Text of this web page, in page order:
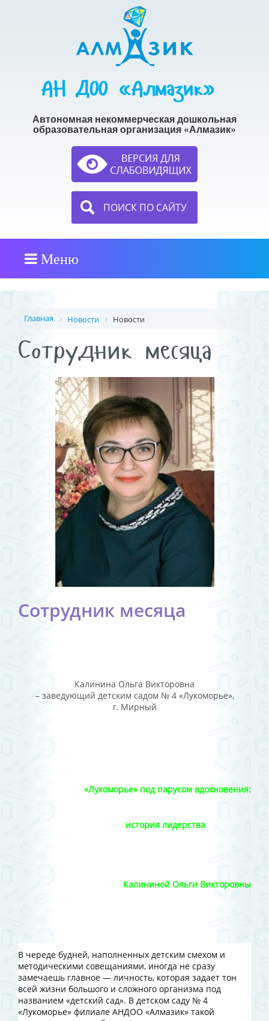
АН ДОО «Алмазик»
Автономная некоммерческая дошкольная
образовательная организация «Алмазик»
ПОИСК ПО САЙТУ
Меню
Главная Новости Новости
Сотрудник месяца
Сотрудник месяца
Калинина Ольга Викторовна
– заведующий детским садом № 4 «Лукоморье»,
г. Мирный
«Лукоморье» под парусом вдохновения:
история лидерства
Калининой Ольги Викторовны
В череде будней, наполненных детским смехом и
методическими совещаниями, иногда не сразу
замечаешь главное — личность, которая задает тон
всей жизни большого и сложного организма под
названием «детский сад». В детском саду № 4
«Лукоморье» филиале АНДОО «Алмазик» такой